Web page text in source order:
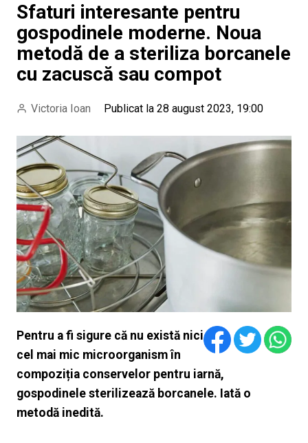
Sfaturi interesante pentru
gospodinele moderne. Noua
metodă de a steriliza borcanele
cu zacuscă sau compot
Victoria Ioan Publicat la 28 august 2023, 19:00
Pentru a fi sigure că nu există nici
cel mai mic microorganism în
compoziția conservelor pentru iarnă,
gospodinele sterilizează borcanele. Iată o
metodă inedită.